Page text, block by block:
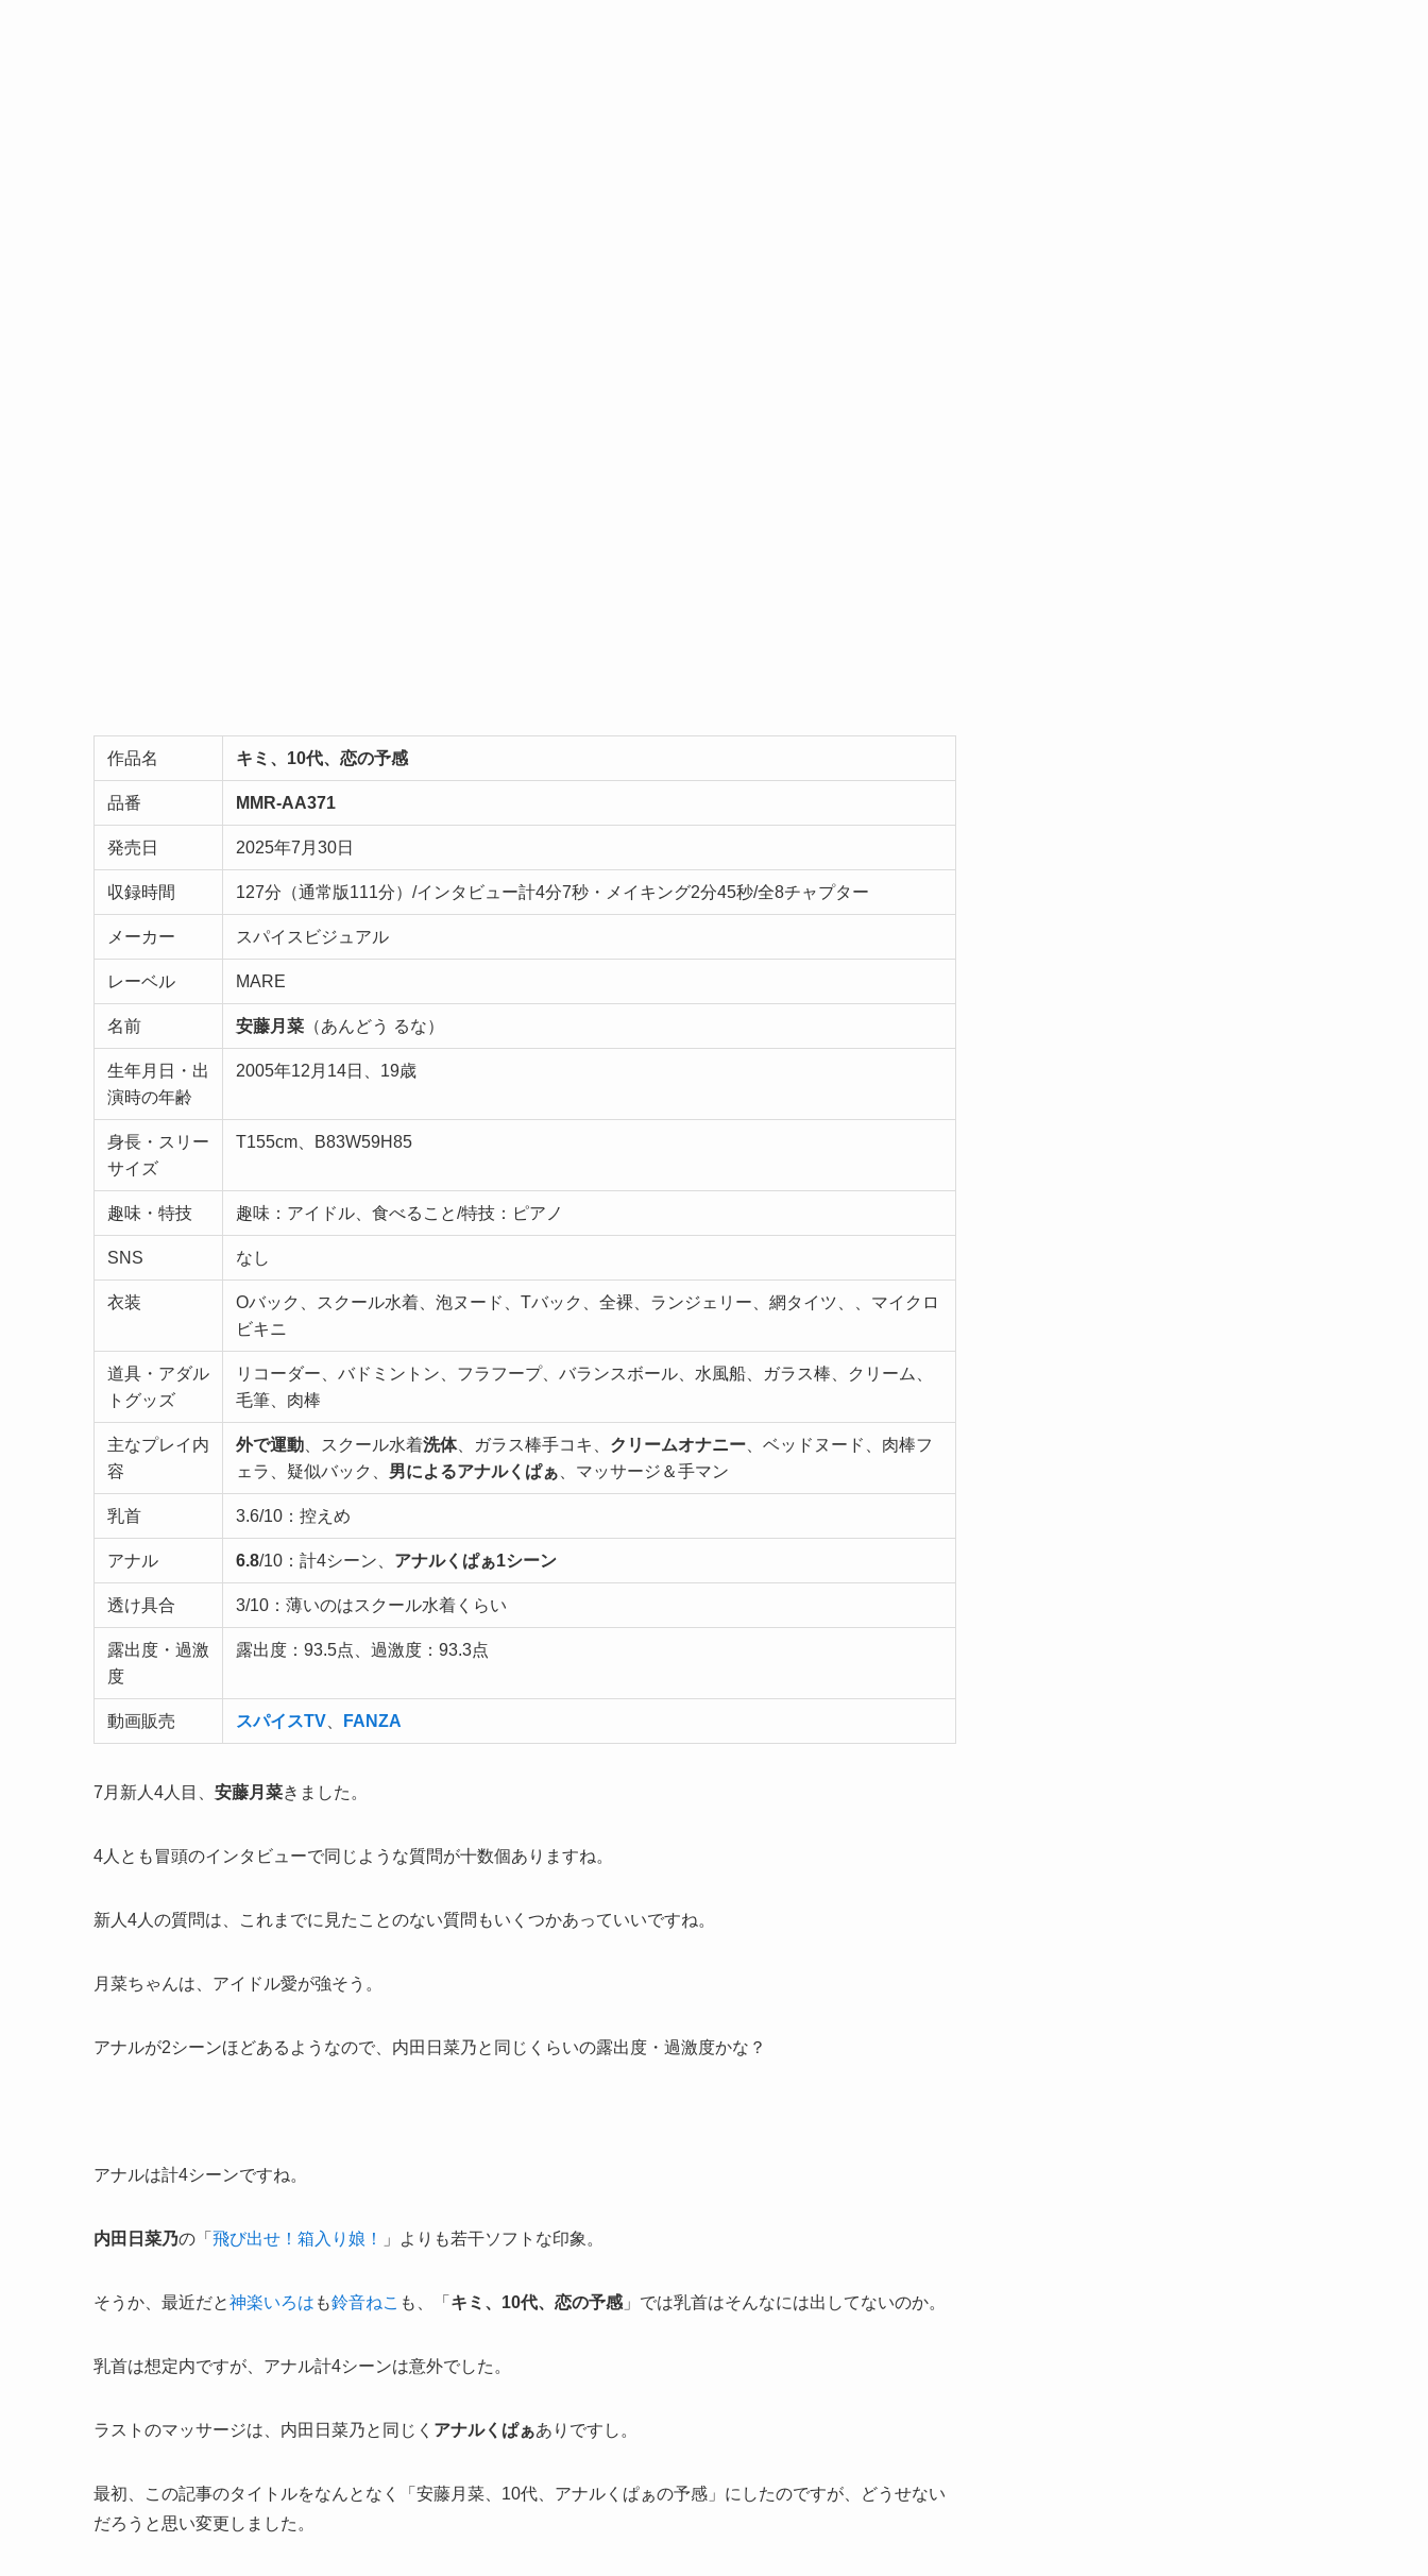
作品名 キミ、10代、恋の予感
品番 MMR-AA371
発売日 2025年7月30日
収録時間 127分（通常版111分）/インタビュー計4分7秒・メイキング2分45秒/全8チャプター
メーカー スパイスビジュアル
レーベル MARE
名前 安藤月菜 （あんどう るな）
生年月日・出
演時の年齢
2005年12月14日、19歳
身長・スリー
サイズ
T155cm、B83W59H85
趣味・特技 趣味：アイドル、食べること/特技：ピアノ
SNS なし
衣装
Oバック、スクール水着、泡ヌード、Tバック、全裸、ランジェリー、網タイツ、、マイクロ
ビキニ
道具・アダル
トグッズ
リコーダー、バドミントン、フラフープ、バランスボール、水風船、ガラス棒、クリーム、
毛筆、肉棒
主なプレイ内
容
外で運動 、スクール水着洗体、ガラス棒手コキ、 クリームオナニー 、ベッドヌード、肉棒フ
ェラ、疑似バック、 男によるアナルくぱぁ 、マッサージ＆手マン
乳首 3.6/10：控えめ
アナル 6.8/10：計4シーン、 アナルくぱぁ1シーン
透け具合 3/10：薄いのはスクール水着くらい
露出度・過激
度
露出度：93.5点、過激度：93.3点
動画販売 スパイスTV FANZA
7月新人4人目、 安藤月菜きました。
4人とも冒頭のインタビューで同じような質問が十数個ありますね。
新人4人の質問は、これまでに見たことのない質問もいくつかあっていいですね。
月菜ちゃんは、アイドル愛が強そう。
アナルが2シーンほどあるようなので、内田日菜乃と同じくらいの露出度・過激度かな？
アナルは計4シーンですね。
内田日菜乃の「 飛び出せ！箱入り娘！ 」よりも若干ソフトな印象。
そうか、最近だと神楽いろは も鈴音ねこ も、「 キミ、10代、恋の予感 」では乳首はそんなには出してないのか。
乳首は想定内ですが、アナル計4シーンは意外でした。
ラストのマッサージは、内田日菜乃と同じく アナルくぱぁありですし。
最初、この記事のタイトルをなんとなく「安藤月菜、10代、アナルくぱぁの予感」にしたのですが、どうせない
だろうと思い変更しました。